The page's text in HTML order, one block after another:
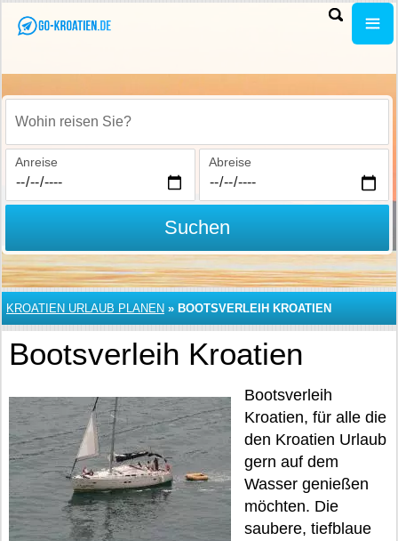
Wohin reisen Sie?
Anreise Abreise
Suchen
KROATIEN URLAUB PLANEN » BOOTSVERLEIH KROATIEN
Bootsverleih Kroatien
Bootsverleih
Kroatien, für alle die
den Kroatien Urlaub
gern auf dem
Wasser genießen
möchten. Die
saubere, tiefblaue